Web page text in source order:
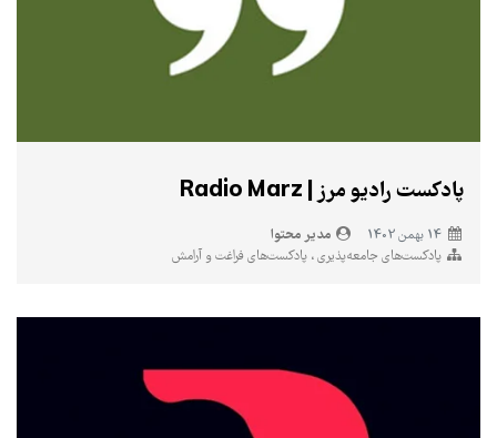
پادکست رادیو مرز | Radio Marz
مدیر محتوا
پادکست‌های جامعه‌پذیری پادکست‌های فراغت و آرامش